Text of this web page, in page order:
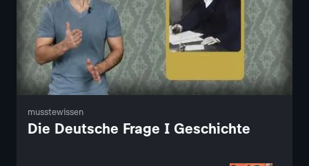
musstewissen
Die Deutsche Frage I Geschichte